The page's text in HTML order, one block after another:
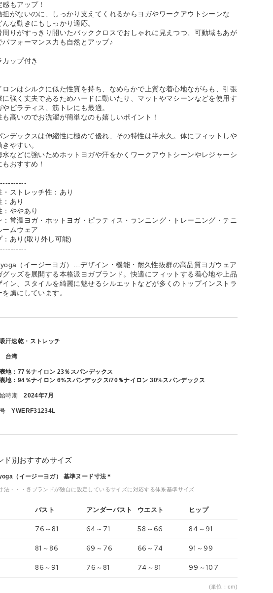
感もアップ！
担がないのに、しっかり支えてくれるからヨガやワークアウトシーンな
んな動きにもしっかり適応。
周りがすっきり開いたバッククロスでおしゃれに見えつつ、可動域もあが
パフォーマンス力も自然とアップ♪
ップ付き
ロンはシルクに似た性質を持ち、なめらかで上質な着心地ながらも、引張
に強く丈夫であるためハードに動いたり、マットやマシーンなどを使用す
やピラティス、筋トレにも最適。
も高いのでお洗濯が簡単なのも嬉しいポイント！
ンデックスは伸縮性に極めて優れ、その特性は半永久。体にフィットしや
やすい。
水などに強いためホットヨガや汗をかくワークアウトシーンやレジャーシ
もおすすめ！
・ストレッチ性：あり
：あり
：ややあり
：常温ヨガ・ホットヨガ・ピラティス・ランニング・トレーニング・テニ
ームウェア
：あり(取り外し可能)
（イージーヨガ）…デザイン・機能・耐久性抜群の高品質ヨガウェア
グッズを展開する本格派ヨガブランド。快適にフィットする着心地や上品
イン、スタイルを綺麗に魅せるシルエットなどが多くのトップインストラ
を虜にしています。
吸汗速乾・ストレッチ
台湾
表地：77％ナイロン 23％スパンデックス
裏地：94％ナイロン 6%スパンデックス/70％ナイロン 30%スパンデックス
時期 2024年7月
YWERF31234L
ド別おすすめサイズ
（イージーヨガ） 基準ヌード寸法＊
法・・・各ブランドが独自に設定しているサイズに対応する体系基準サイズ
バスト アンダーバスト ウエスト ヒップ
76～81 64～71 58～66 84～91
81～86 69～76 66～74 91～99
86～91 76～81 74～81 99～107
(単位：cm)